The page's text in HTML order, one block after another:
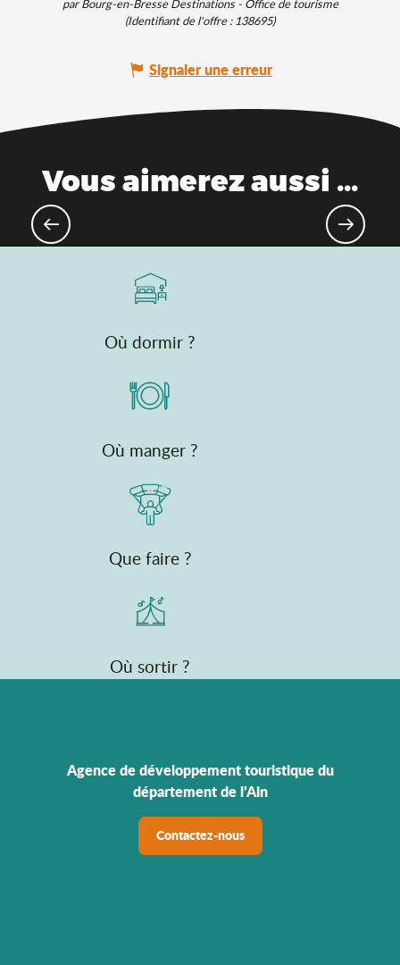
par Bourg-en-Bresse Destinations - Office de tourisme
(Identifiant de l'offre :138695)
Signaler une erreur
Vous aimerez aussi ...
Où dormir ?
Où manger ?
Que faire ?
Où sortir ?
Agence de développement touristique du
département de l’Ain
Contactez-nous